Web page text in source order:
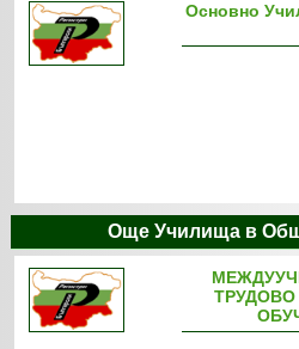
Основно
Още Училища в